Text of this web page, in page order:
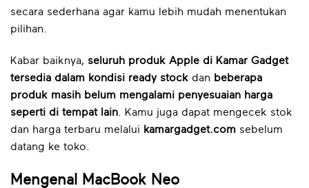
secara sederhana agar kamu lebih mudah menentukan
pilihan.
Kabar baiknya, seluruh produk Apple di Kamar Gadget
tersedia dalam kondisi ready stock dan beberapa
produk masih belum mengalami penyesuaian harga
seperti di tempat lain . Kamu juga dapat mengecek stok
dan harga terbaru melalui kamargadget.com sebelum
datang ke toko.
Mengenal MacBook Neo